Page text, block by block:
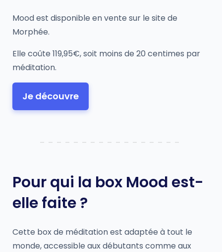
Mood est disponible en vente sur le site de
Morphée.
Elle coûte 119,95€, soit moins de 20 centimes par
méditation.
Je découvre
Pour qui la box Mood est-
elle faite ?
Cette box de méditation est adaptée à tout le
monde, accessible aux débutants comme aux